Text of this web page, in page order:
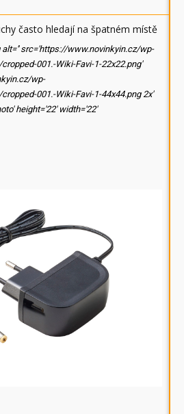
často hledají na špatném místě
alt='' src='https://www.novinkyin.cz/wp-
001.-Wiki-Favi-1-22x22.png'
wp-
001.-Wiki-Favi-1-44x44.png 2x'
height='22' width='22'